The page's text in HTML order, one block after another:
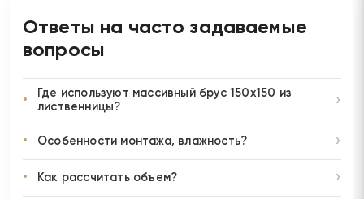
Ответы на часто задаваемые
вопросы
Где используют массивный брус 150х150 из
лиственницы?
Особенности монтажа, влажность?
Как рассчитать объем?